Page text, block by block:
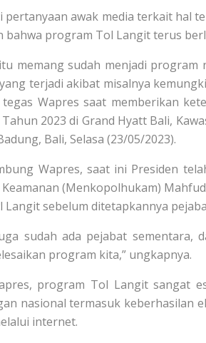
awak media terkait hal
bahwa program Tol Langit terus
memang sudah menjadi
terjadi akibat misalnya
Wapres saat memberikan
2023 di Grand Hyatt Bali,
Bali, Selasa (23/05/2023).
Wapres, saat ini Presiden
(Menkopolhukam)
Langit sebelum ditetapkannya
sudah ada pejabat
program kita,” ungkapnya.
program Tol Langit sangat
nasional termasuk keberhasilan
internet.